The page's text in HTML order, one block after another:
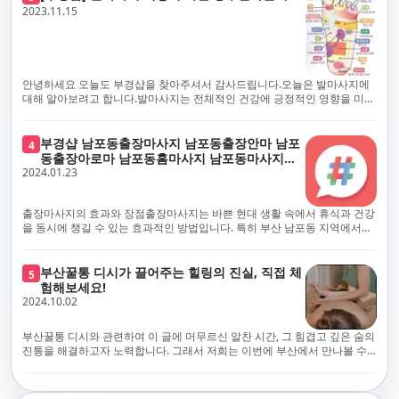
체보다는 부경샵과 같이 안전과 고객 편의를 최우선으로 생각하는 업체를
선택하는 것이 중요합니다.부산에서 러시아 홈케어를 전문으로 하는 부경샵
은, 항상 후불제로 운영하면서 청결과 안전을 가장 중요하게 여깁니다. 부산
에서 진정으로 즐거운 부산 러시아 홈케어 경험을 해보시길 바랍니다. 그렇
죠, 부경샵은 선입금을 요구하지 않아요. 부산 러시아 홈케어를 선택하기 전
에, 주의해야 할 사항들을 반드시 확인해 보세요. 선입금 관련 사기에는 항상
조심해야 합니다. 070으로 시작하는 인터넷 전화나 텔레그램 같은 메시지
앱에만 의존하는 업체는 특히 더 조심해 주세요. 이런 경우, 선입금을 하지
부경샵은 부산 출장 후불제 서비스를 모범적으로 운영하고 있으며, 명성을
악용하는 사기 업체로부터 발생할 수 있는 모든 부정행위와 간접적인 피해
를 방지하기 위해 노력하고 있어요. 만약 부경샵 을 사칭하며 선불 결제를 요
구하는 마사지 서비스를 발견하신다면, 그런 곳은 피하시고 저희에게 알려
주세요.부경샵에서는 모든 서비스가 관리사가 도착한 후에 결제하는 걸 기
본으로 해요. 부경샵은 부산에서 부산 러시아 홈케어를 전문으로 하며,
100% 후불제를 거래의 기본으로 삼고 있어요. 왜 부경샵이 특별한지 궁금하
시죠? 여기서만 느낄 수 있는 특별한 경험을 소개합니다! 부경샵과 함께라면
험을 제공해요. 준비하신 모든 것에 놀랄 준비를 하세요. 부경샵은 오랜 시간
동안 지역에서 최고의 출장업체가 되겠다는 하나의 신념으로 노력해 왔어
요.부경샵의 전통적인 서비스로, 단 한 순간도 낭비하지 않고 쌓인 피로를 풀
어드릴 거예요. 비가 오든 눈이 오든, 어디에 계시든 부경샵이 찾아가 도와드
릴게요. 부경샵의 서비스는 부산의 모든 곳, 집이든 모텔이든 호텔이든 오피
스텔이든 아파트든, 여러분을 위해 준비되어 있어요.부경샵 지역에서 가장
멀리까지 다니며, 편리함을 최우선으로 생각해요. 빠르고 효율적인 운영 시
게 조절되어, 진정한 에너지 회복을 경험하실 수 있어요.부경샵은 부산에서
전문적으로 훈련된 관리사를 다수 보유하고 있음을 자랑스럽게 여깁니다.
현대 사회의 불확실성 속에서, 부경샵은 안전을 최우선으로 여기며, 이를 위
해 100% 후불제 시행은 물론, 코로나19 상황에서도 관리사들의 건강 진단
업체에 대해서는 경계하는 것이 중요합니다. 부경샵의 접근 방식과 정책은
인천에서의 안전하고 신뢰할 수 있는 고품질 마사지 경험을 집앞에서 제공
하기 위해 고안되었습니다. 부경샵은 부산 일본인 홈케어 서비스를 전문으
로 하며, 항상 고객님의 편의와 안전을 최우선으로 고려하여 후불제 시스템
거운 마사지 경험을 보장합니다. 부경샵의 서비스는 선입금 없이 이용 가능
한 부산 일본인 홈케어로, 선입금 요구 없이 서비스를 제공함으로써 고객님
의 신뢰를 최우선으로 합니다. 이용 전 주의사항을 꼼꼼히 확인하시고, 선입
금 사기로부터 자신을 보호하는 것이 중요합니다. 부산 일본인 홈케어 서비
스를 찾으실 때는 070으로 시작하는 인터넷 전화번호나 텔레그램과 같은 메
시징 플랫폼만을 이용하는 업체에 주의해야 합니다. 이러한 서비스는 선지
급 없이 이용할 수 있어야 하며, 부경샵은 이러한 걱정 없이 안전하고 신뢰할
수 있는 서비스를 제공합니다. 부경샵은 부산 일본인 홈케어 후불제의 모범
적인 피해가 발생하지 않도록 지속적으로 노력하고 있습니다. 부경샵을 사
칭하여 선불 결제를 요구하는 마사지 서비스에 대해서는 각별한 주의가 필
요합니다. '부경샵'은 관리사의 도착 이후에 결제가 이루어지는 후불제를
기본 원칙으로 하는 부산 일본인 홈케어 전문 업체입니다. 이 운영 방식은 고
객님의 신뢰를 최우선으로 여기며, 모든 코스에서 100% 후불제를 시행하고
있습니다. 왜 부경샵이 부산에서 특별한지, 그 이유를 알려드리겠습니다.
여기서는 단순한 부산 일본인 홈케어 서비스를 넘어서, 비교 불가한 경험을
러분을 기다리고 있으니, 준비되셨나요? 부경샵은 오랜 시간 동안 지역 최
2023.11.15
안녕하세요 오늘도 부경샵을 찾아주셔서 감사드립니다.오늘은 발마사지에
대해 알아보려고 합니다.발마사지는 전체적인 건강에 긍정적인 영향을 미칠
명하겠습니다.근육 이완과 피로 완화: 발마사지는 발 아치, 발가락, 발등 등
에 위치한 다양한 근육을 이완시키는 효과가 있습니다. 일상적인 활동이나
장시간의 서있는 자세로 인해 긴장된 발 근육을 느슨하게 만들어주어 편안
함을 제공합니다. 이는 근육의 유연성을 향상시키고 근육의 혈액순환을 촉
진하는 데 도움이 됩니다.혈액순환 개선: 발마사지는 혈액순환을 촉진하는
데 기여합니다. 마사지로 근육과 혈관이 이완되면 혈액이 더 원활하게 흐르
게 되어 세포와 조직에 산소와 영양소가 빠르게 공급됩니다. 이는 세포의 기
장된 근육과 신경을 완화시켜 스트레스를 감소시킵니다. 발에는 다양한 신
경과 결절이 모여있어, 발마사지를 통해 이를 자극함으로써 정신적인 편안
함을 제공하는데 도움이 됩니다. 이는 스트레스 호르몬의 감소와 함께 심신
의 안정을 촉진합니다.면역 시스템 강화: 정기적인 발마사지는 면역 시스템
의 활동을 촉진하여 감염 및 질병에 대한 저항력을 향상시킬 수 있습니다. 마
사지는 림프순환을 촉진하고 세포 배출물을 제거함으로써 면역 시스템을 지
원합니다.숙면 유도: 발마사지는 긴장된 근육과 신경을 완화시켜 수면에 도
4 부경샵 남포동출장마사지 남포동출장안마 남포
동출장아로마 남포동홈마사지 남포동마사지출
장
2024.01.23
출장마사지의 효과와 장점출장마사지는 바쁜 현대 생활 속에서 휴식과 건강
을 동시에 챙길 수 있는 효과적인 방법입니다. 특히 부산 남포동 지역에서
와 신체적, 정신적 피로를 효과적으로 완화합니다. 전문 마사지사의 숙련된
손길은 긴장된 근육을 이완시키고, 스트레스 호르몬 수치를 감소시켜 마음
의 안정을 가져다 줍니다. 이는 일상의 업무 효율성을 높이고, 전반적인 삶의
질을 향상시키는 데 기여합니다.근육 이완과 유연성 향상:꾸준한 출장마사
지는 근육의 긴장과 경직을 해소하고 유연성을 향상시킵니다. 이는 운동 성
능을 개선하고, 근골격계 문제 및 부상 예방에 도움이 됩니다. 또한, 규칙적
인 마사지는 자세 개선에도 긍정적인 영향을 미칩니다.혈액 순환 촉진과 신
촉진합니다. 이는 신진대사를 활성화하고, 독소 배출을 돕습니다. 결과적으
5 부산꿀통 디시가 끌어주는 힐링의 진실, 직접 체
험해보세요!
2024.10.02
부산꿀통 디시와 관련하여 이 글에 머무르신 알찬 시간, 그 힘겹고 깊은 숨의
진통을 해결하고자 노력합니다. 그래서 저희는 이번에 부산에서 만나볼 수
그 해결책을 찾는 것이 어려운 상황을 맞이하는 경우가 많습니다. 부산꿀통